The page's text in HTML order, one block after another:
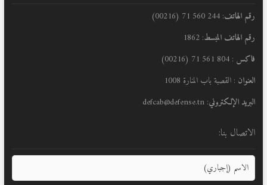
رقم الهاتف: 244 560 71 (00216)
رقم الهاتف المبسط: 1862
فاكس : 804 561 71 (00216)
العنوان : القصبة باب المنارة 1008
البريد الإلكتروني: defcab@defense.tn
الاتصال بنا: